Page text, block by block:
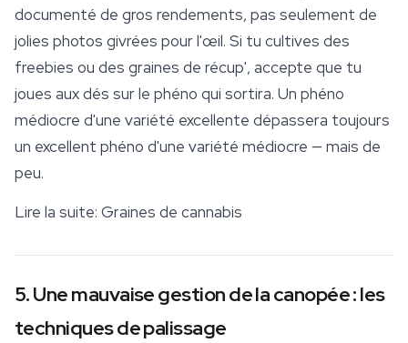
documenté de gros rendements, pas seulement de
jolies photos givrées pour l'œil. Si tu cultives des
freebies ou des graines de récup', accepte que tu
joues aux dés sur le phéno qui sortira. Un phéno
médiocre d'une variété excellente dépassera toujours
un excellent phéno d'une variété médiocre — mais de
peu.
Lire la suite: Graines de cannabis
5. Une mauvaise gestion de la canopée : les
techniques de palissage